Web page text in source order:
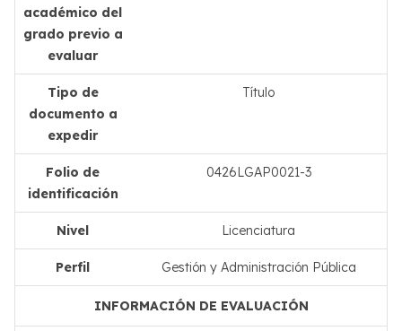
académico del
grado previo a
evaluar
Tipo de
documento a
expedir
Título
Folio de
identificación
0426LGAP0021-3
Nivel Licenciatura
Perfil Gestión y Administración Pública
INFORMACIÓN DE EVALUACIÓN